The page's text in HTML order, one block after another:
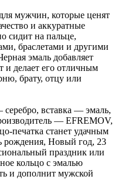
мужчин, которые ценят
и аккуратные
сидит на пальце,
браслетами и другими
эмаль добавляет
и делает его отличным
брату, отцу или
вставка — эмаль,
— EFREMOV,
печатка станет удачным
рождения, Новый год, 23
праздник или
кольцо с эмалью
и дополнит мужской